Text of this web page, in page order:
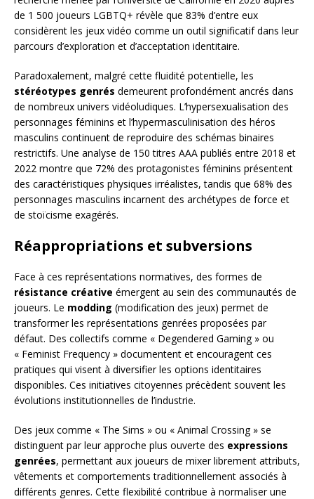
de 1 500 joueurs LGBTQ+ révèle que 83% d’entre eux
considèrent les jeux vidéo comme un outil significatif dans leur
parcours d’exploration et d’acceptation identitaire.
Paradoxalement, malgré cette fluidité potentielle, les
stéréotypes genrés demeurent profondément ancrés dans
de nombreux univers vidéoludiques. L’hypersexualisation des
personnages féminins et l’hypermasculinisation des héros
masculins continuent de reproduire des schémas binaires
restrictifs. Une analyse de 150 titres AAA publiés entre 2018 et
2022 montre que 72% des protagonistes féminins présentent
des caractéristiques physiques irréalistes, tandis que 68% des
personnages masculins incarnent des archétypes de force et
de stoïcisme exagérés.
Réappropriations et subversions
Face à ces représentations normatives, des formes de
résistance créative émergent au sein des communautés de
joueurs. Le modding (modification des jeux) permet de
transformer les représentations genrées proposées par
défaut. Des collectifs comme « Degendered Gaming » ou
« Feminist Frequency » documentent et encouragent ces
pratiques qui visent à diversifier les options identitaires
disponibles. Ces initiatives citoyennes précèdent souvent les
évolutions institutionnelles de l’industrie.
Des jeux comme « The Sims » ou « Animal Crossing » se
distinguent par leur approche plus ouverte des expressions
genrées, permettant aux joueurs de mixer librement attributs,
vêtements et comportements traditionnellement associés à
différents genres. Cette flexibilité contribue à normaliser une